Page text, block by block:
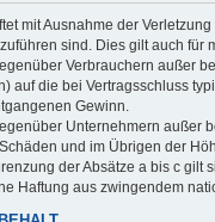
mit Ausnahme der
sind. Dies gilt auch
Verbrauchern außer
auf die bei Vertragsschluss
Gewinn.
Unternehmern außer
und im Übrigen der
der Absätze a bis c
Haftung aus zwingendem